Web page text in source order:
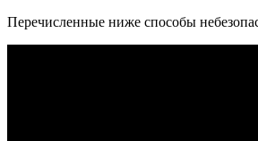
Перечисленные ниже способы